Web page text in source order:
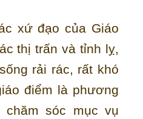
xứ đạo của Giáo
thị trấn và tỉnh lỵ,
rải rác, rất khó
điểm là phương
sóc mục vụ